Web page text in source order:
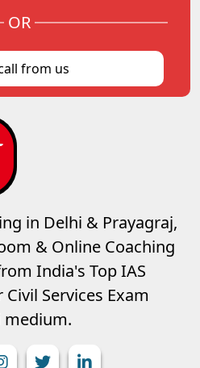
OR
from us
in Delhi & Prayagraj,
& Online Coaching
India's Top IAS
Services Exam
medium.